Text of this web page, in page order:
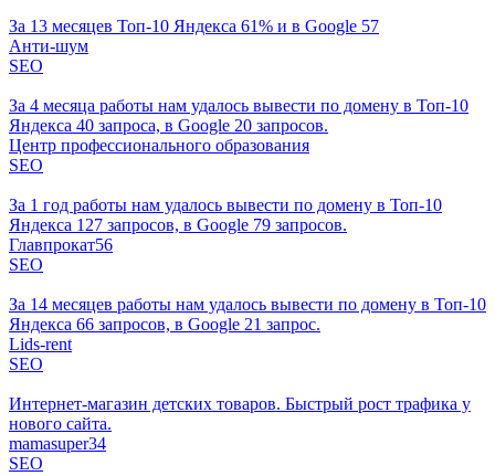
За 13 месяцев Топ-10 Яндекса 61% и в Google 57
Анти-шум
SEO
За 4 месяца работы нам удалось вывести по домену в Топ-10
Яндекса 40 запроса, в Google 20 запросов.
Центр профессионального образования
SEO
За 1 год работы нам удалось вывести по домену в Топ-10
Яндекса 127 запросов, в Google 79 запросов.
Главпрокат56
SEO
За 14 месяцев работы нам удалось вывести по домену в Топ-10
Яндекса 66 запросов, в Google 21 запрос.
Lids-rent
SEO
Интернет-магазин детских товаров. Быстрый рост трафика у
нового сайта.
mamasuper34
SEO